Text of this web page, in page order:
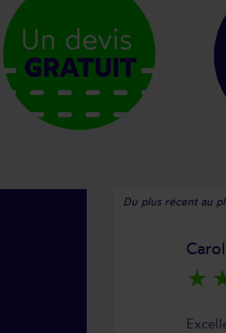
Du plus récent au
star_rate